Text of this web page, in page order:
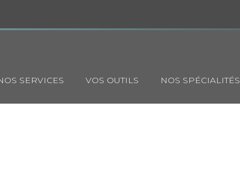
SERVICES VOS OUTILS NOS SPÉCIALITÉS